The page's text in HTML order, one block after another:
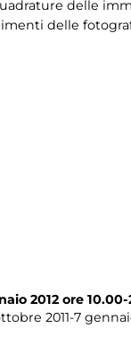
delle
delle
2012 ore
2011-7